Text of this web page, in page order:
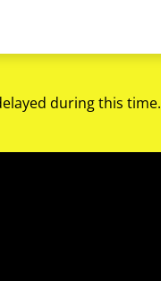
during this time.